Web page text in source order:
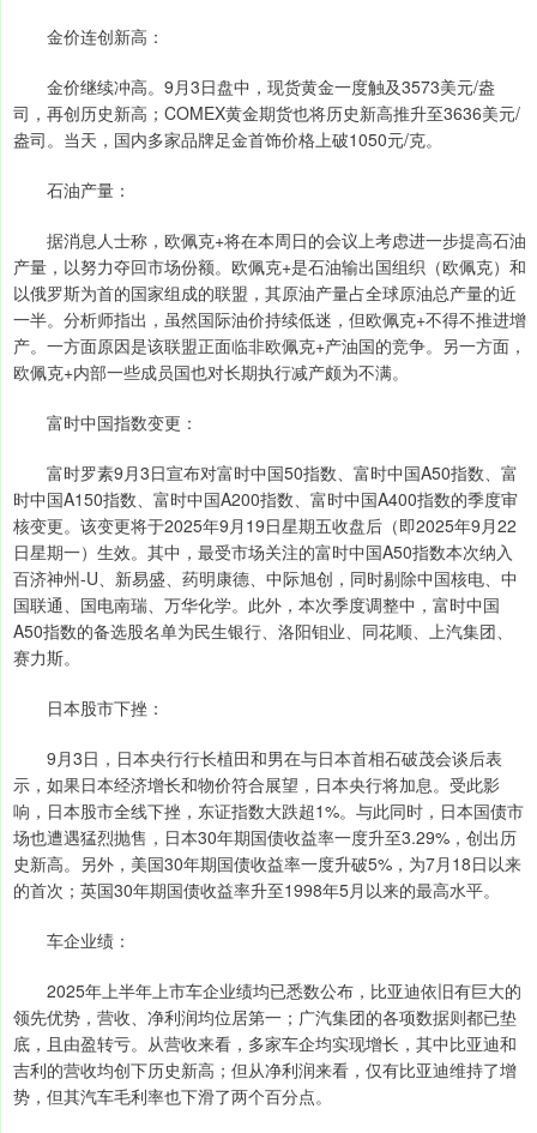
金价连创新高：
金价继续冲高。9月3日盘中，现货黄金一度触及3573美元/盎
司，再创历史新高；COMEX黄金期货也将历史新高推升至3636美元/
盎司。当天，国内多家品牌足金首饰价格上破1050元/克。
石油产量：
据消息人士称，欧佩克+将在本周日的会议上考虑进一步提高石油
产量，以努力夺回市场份额。欧佩克+是石油输出国组织（欧佩克）和
以俄罗斯为首的国家组成的联盟，其原油产量占全球原油总产量的近
一半。分析师指出，虽然国际油价持续低迷，但欧佩克+不得不推进增
产。一方面原因是该联盟正面临非欧佩克+产油国的竞争。另一方面，
欧佩克+内部一些成员国也对长期执行减产颇为不满。
富时中国指数变更：
富时罗素9月3日宣布对富时中国50指数、富时中国A50指数、富
时中国A150指数、富时中国A200指数、富时中国A400指数的季度审
核变更。该变更将于2025年9月19日星期五收盘后（即2025年9月22
日星期一）生效。其中，最受市场关注的富时中国A50指数本次纳入
百济神州-U、新易盛、药明康德、中际旭创，同时剔除中国核电、中
国联通、国电南瑞、万华化学。此外，本次季度调整中，富时中国
A50指数的备选股名单为民生银行、洛阳钼业、同花顺、上汽集团、
赛力斯。
日本股市下挫：
9月3日，日本央行行长植田和男在与日本首相石破茂会谈后表
示，如果日本经济增长和物价符合展望，日本央行将加息。受此影
响，日本股市全线下挫，东证指数大跌超1%。与此同时，日本国债市
场也遭遇猛烈抛售，日本30年期国债收益率一度升至3.29%，创出历
史新高。另外，美国30年期国债收益率一度升破5%，为7月18日以来
的首次；英国30年期国债收益率升至1998年5月以来的最高水平。
车企业绩：
2025年上半年上市车企业绩均已悉数公布，比亚迪依旧有巨大的
领先优势，营收、净利润均位居第一；广汽集团的各项数据则都已垫
底，且由盈转亏。从营收来看，多家车企均实现增长，其中比亚迪和
吉利的营收均创下历史新高；但从净利润来看，仅有比亚迪维持了增
势，但其汽车毛利率也下滑了两个百分点。